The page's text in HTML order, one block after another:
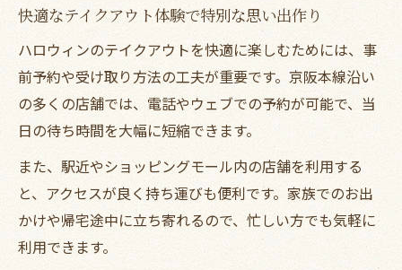
快適なテイクアウト体験で特別な思い出作り
ハロウィンのテイクアウトを快適に楽しむためには、事
前予約や受け取り方法の工夫が重要です。京阪本線沿い
の多くの店舗では、電話やウェブでの予約が可能で、当
日の待ち時間を大幅に短縮できます。
また、駅近やショッピングモール内の店舗を利用する
と、アクセスが良く持ち運びも便利です。家族でのお出
かけや帰宅途中に立ち寄れるので、忙しい方でも気軽に
利用できます。